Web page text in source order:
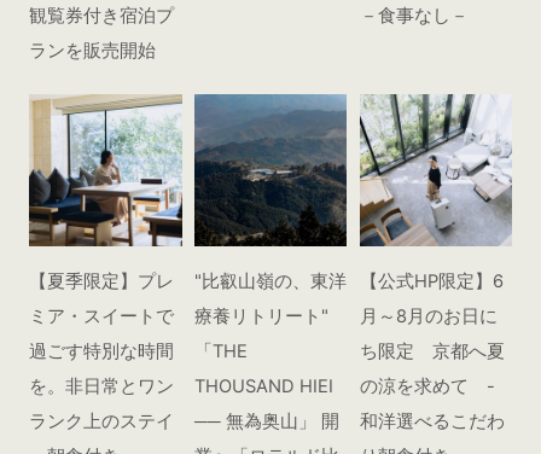
観覧券付き宿泊プ
ランを販売開始
－食事なし－
【夏季限定】プレ
ミア・スイートで
過ごす特別な時間
を。非日常とワン
ランク上のステイ
"比叡山嶺の、東洋
療養リトリート"
「THE
THOUSAND HIEI
── 無為奥山」 開
【公式HP限定】6
月～8月のお日に
ち限定 京都へ夏
の涼を求めて -
和洋選べるこだわ